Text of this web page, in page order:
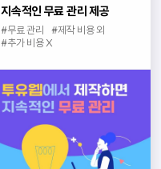
지속적인 무료 관리 제공
#무료 관리
#제작 비용 외
#추가 비용 X